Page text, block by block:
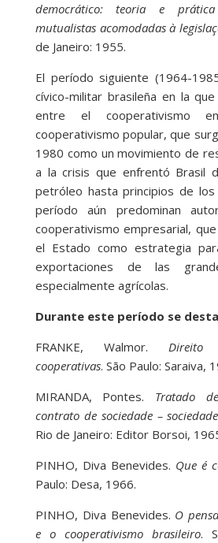
democrático: teoria e
mutualistas acomodadas à
de Janeiro: 1955.
El período siguiente (1964-
cívico-militar brasileña en la
entre el cooperativismo
cooperativismo popular, que
1980 como un movimiento de
a la crisis que enfrentó Brasil
petróleo hasta principios de
período aún predominan
cooperativismo empresarial,
el Estado como estrategia
exportaciones de las
especialmente agrícolas.
Durante este período se
FRANKE, Walmor. Direito
cooperativas. São Paulo: Saraiva,
MIRANDA, Pontes. Tratado
contrato de sociedade –
Rio de Janeiro: Editor Borsoi,
PINHO, Diva Benevides. Que é
Paulo: Desa, 1966.
PINHO, Diva Benevides. O
e o cooperativismo brasileiro.